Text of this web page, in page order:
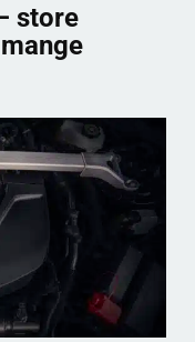
store